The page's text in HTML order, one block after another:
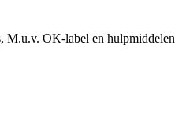
M.u.v. OK-label en hulpmiddelen